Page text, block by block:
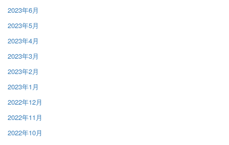
2023年6月
2023年5月
2023年4月
2023年3月
2023年2月
2023年1月
2022年12月
2022年11月
2022年10月